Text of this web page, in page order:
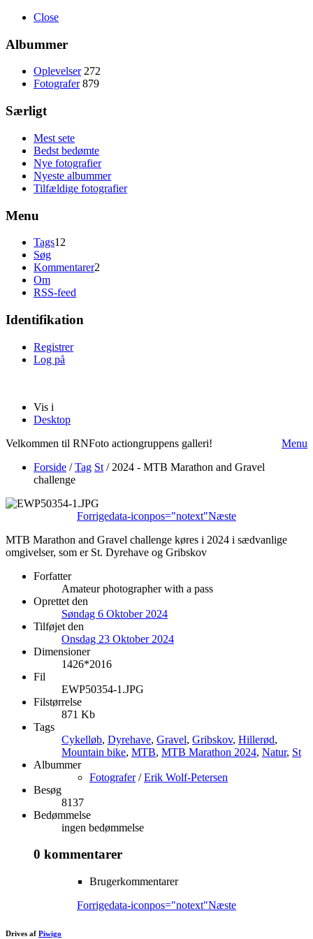
Close
Albummer
Oplevelser 272
Fotografer 879
Særligt
Mest sete
Bedst bedømte
Nye fotografier
Nyeste albummer
Tilfældige fotografier
Menu
Tags12
Søg
Kommentarer2
Om
RSS-feed
Identifikation
Registrer
Log på
Vis i
Desktop
Velkommen til RNFoto actiongruppens galleri!
Menu
Forside /Tag St / 2024 - MTB Marathon and Gravel
challenge
Forrigedata-iconpos="notext"Næste
MTB Marathon and Gravel challenge køres i 2024 i sædvanlige
omgivelser, som er St. Dyrehave og Gribskov
Forfatter
Amateur photographer with a pass
Oprettet den
Søndag 6 Oktober 2024
Tilføjet den
Onsdag 23 Oktober 2024
Dimensioner
1426*2016
Fil
EWP50354-1.JPG
Filstørrelse
871 Kb
Tags
Cykelløb, Dyrehave, Gravel, Gribskov, Hillerød,
Mountain bike, MTB, MTB Marathon 2024, Natur, St
Albummer
Fotografer/Erik Wolf-Petersen
Besøg
8137
Bedømmelse
ingen bedømmelse
0 kommentarer
Brugerkommentarer
Forrigedata-iconpos="notext"Næste
Drives af Piwigo